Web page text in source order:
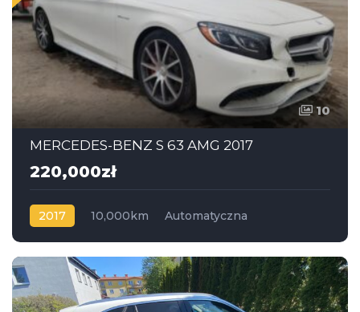
10
MERCEDES-BENZ S 63 AMG 2017
220,000zł
2017 10,000km
Automatyczna